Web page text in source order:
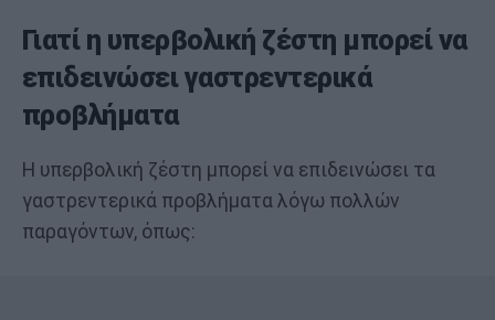
Γιατί η υπερβολική ζέστη μπορεί να
επιδεινώσει γαστρεντερικά
προβλήματα
Η υπερβολική ζέστη μπορεί να επιδεινώσει τα
γαστρεντερικά προβλήματα λόγω πολλών
παραγόντων, όπως: